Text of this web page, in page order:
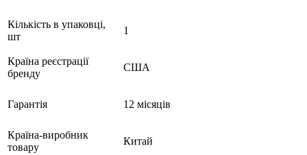
Кількість в упаковці,
шт
1
Країна реєстрації
бренду
США
Гарантія 12 місяців
Країна-виробник
товару
Китай